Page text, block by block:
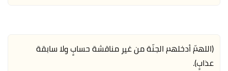
(اللهمّ أدخلهم الجنّة من غير مناقشة حسابٍ ولا سابقة
عذابٍ).